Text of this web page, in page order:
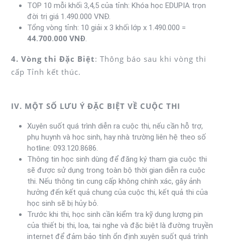
TOP 10 mỗi khối 3,4,5 của tỉnh: Khóa học EDUPIA trọn
đời trị giá 1.490.000 VNĐ.
Tổng vòng tỉnh: 10 giải x 3 khối lớp x 1.490.000 =
44.700.000 VNĐ
4. Vòng thi Đặc Biệt: Thông báo sau khi vòng thi
cấp Tỉnh kết thúc.
IV. MỘT SỐ LƯU Ý ĐẶC BIỆT VỀ CUỘC THI
Xuyên suốt quá trình diễn ra cuộc thi, nếu cần hỗ trợ,
phụ huynh và học sinh, hay nhà trường liên hệ theo số
hotline: 093.120.8686.
Thông tin học sinh dùng để đăng ký tham gia cuộc thi
sẽ được sử dụng trong toàn bộ thời gian diễn ra cuộc
thi. Nếu thông tin cung cấp không chính xác, gây ảnh
hưởng đến kết quả chung của cuộc thi, kết quả thi của
học sinh sẽ bị hủy bỏ.
Trước khi thi, học sinh cần kiểm tra kỹ dung lượng pin
của thiết bị thi, loa, tai nghe và đặc biệt là đường truyền
internet để đảm bảo tính ổn định xuyên suốt quá trình